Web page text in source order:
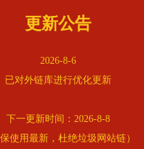
弊吗？ 超级外链只是一个简便而集成
。如果是作弊，那您可以使用超级外
吗？
以到站长论坛发布外链，到友情链接
同于普通的外链，它是动态的链接，
流量和外链，
是否收录
更新公告
2026-8-6
已对外链库进行优化更新
下一更新时间：2026-8-8
保使用最新，杜绝垃圾网站链）